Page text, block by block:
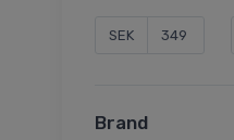
SEK
Brand